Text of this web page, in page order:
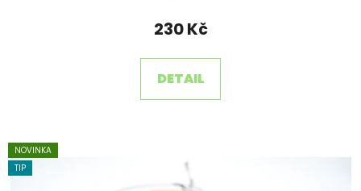
230 Kč
DETAIL
NOVINKA
TIP